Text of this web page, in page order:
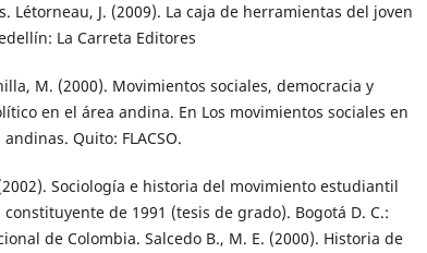
Létorneau, J. (2009). La caja de herramientas del joven
La Carreta Editores
M. (2000). Movimientos sociales, democracia y
en el área andina. En Los movimientos sociales en
Quito: FLACSO.
Sociología e historia del movimiento estudiantil
de 1991 (tesis de grado). Bogotá D. C.:
de Colombia. Salcedo B., M. E. (2000). Historia de